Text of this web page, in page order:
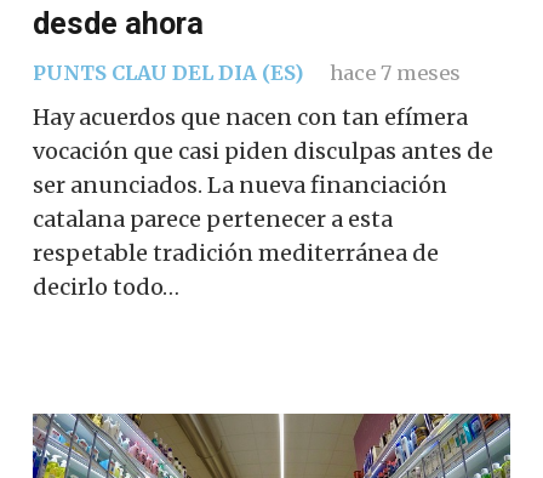
desde ahora
PUNTS CLAU DEL DIA (ES) hace 7 meses
Hay acuerdos que nacen con tan efímera
vocación que casi piden disculpas antes de
ser anunciados. La nueva financiación
catalana parece pertenecer a esta
respetable tradición mediterránea de
decirlo todo…